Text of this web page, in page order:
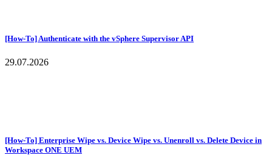
[How-To] Authenticate with the vSphere Supervisor API
29.07.2026
[How-To] Enterprise Wipe vs. Device Wipe vs. Unenroll vs. Delete Device in
Workspace ONE UEM